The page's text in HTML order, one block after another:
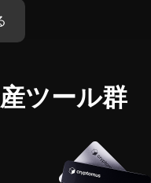
ツール群